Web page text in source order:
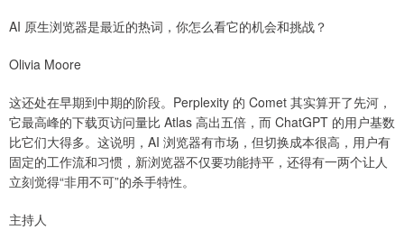
AI 原生浏览器是最近的热词，你怎么看它的机会和挑战？
Olivia Moore
这还处在早期到中期的阶段。Perplexity 的 Comet 其实算开了先河，
它最高峰的下载页访问量比 Atlas 高出五倍，而 ChatGPT 的用户基数
比它们大得多。这说明，AI 浏览器有市场，但切换成本很高，用户有
固定的工作流和习惯，新浏览器不仅要功能持平，还得有一两个让人
立刻觉得“非用不可”的杀手特性。
主持人